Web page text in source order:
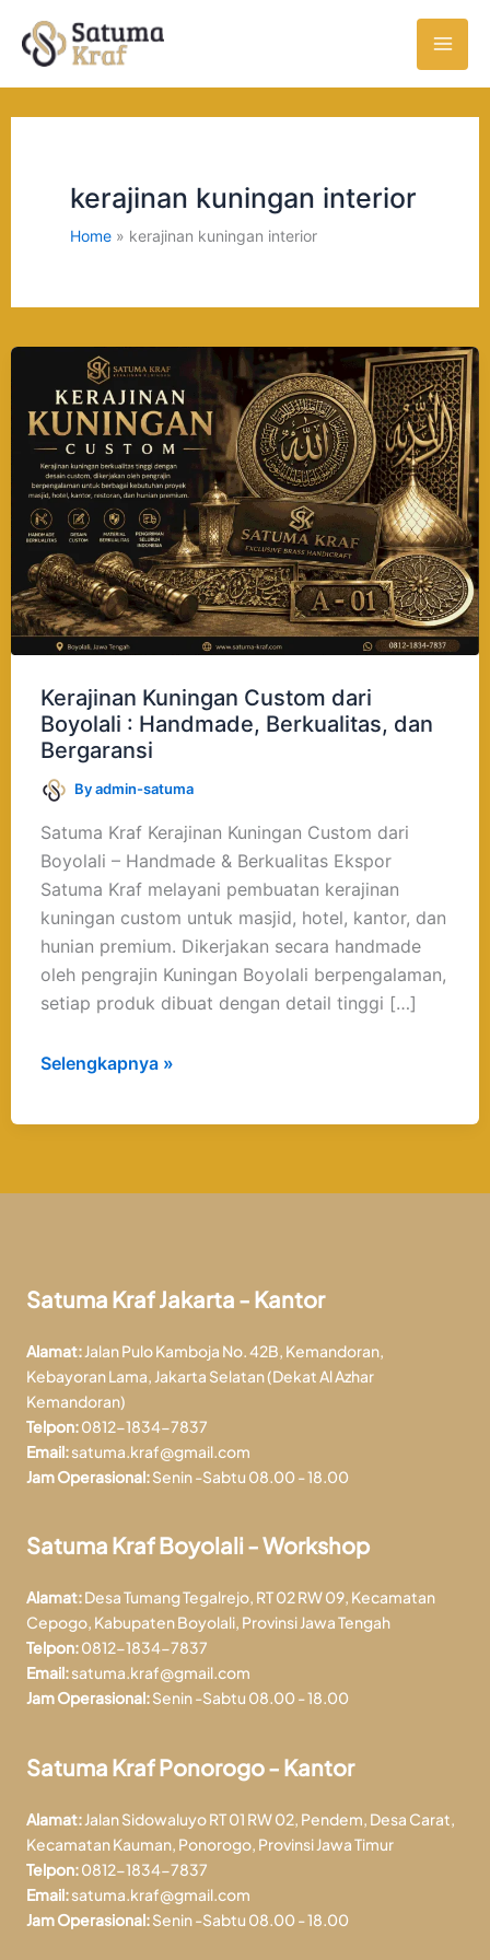
kerajinan kuningan interior
Home kerajinan kuningan interior
Kerajinan Kuningan Custom dari
Boyolali : Handmade, Berkualitas, dan
Bergaransi
Byadmin-satuma
Satuma Kraf Kerajinan Kuningan Custom dari
Boyolali – Handmade & Berkualitas Ekspor
Satuma Kraf melayani pembuatan kerajinan
kuningan custom untuk masjid, hotel, kantor, dan
hunian premium. Dikerjakan secara handmade
oleh pengrajin Kuningan Boyolali berpengalaman,
setiap produk dibuat dengan detail tinggi […]
Kerajinan
Kuningan
Custom
dari
Boyolali
:
Handmade,
Berkualitas,
dan
Bergaransi
Selengkapnya »
Satuma Kraf Jakarta - Kantor
Alamat:Jalan Pulo Kamboja No. 42B, Kemandoran,
Kebayoran Lama, Jakarta Selatan (Dekat Al Azhar
Kemandoran)
Telpon:0812-1834-7837
Email:satuma.kraf@gmail.com
Jam Operasional:Senin -Sabtu 08.00 - 18.00
Satuma Kraf Boyolali - Workshop
Alamat:Desa Tumang Tegalrejo, RT 02 RW 09, Kecamatan
Cepogo, Kabupaten Boyolali, Provinsi Jawa Tengah
Telpon:0812-1834-7837
Email:satuma.kraf@gmail.com
Jam Operasional:Senin -Sabtu 08.00 - 18.00
Satuma Kraf Ponorogo - Kantor
Alamat:Jalan Sidowaluyo RT 01 RW 02, Pendem, Desa Carat,
Kecamatan Kauman, Ponorogo, Provinsi Jawa Timur
Telpon:0812-1834-7837
Email:satuma.kraf@gmail.com
Jam Operasional:Senin -Sabtu 08.00 - 18.00